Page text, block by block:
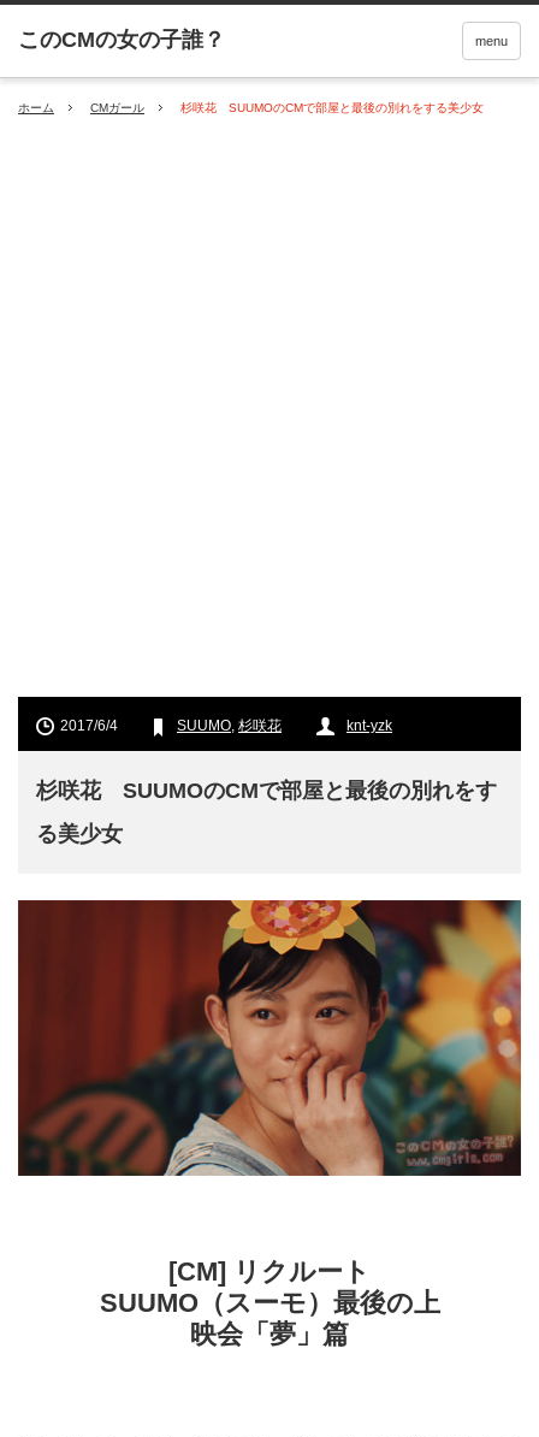
menu
ホーム CMガール 杉咲花 SUUMOのCMで部屋と最後の別れをする美少女
2017/6/4 SUUMO, 杉咲花 knt-yzk
杉咲花 SUUMOのCMで部屋と最後の別れをす
る美少女
[CM] リクルート
SUUMO（スーモ）最後の上
映会「夢」篇